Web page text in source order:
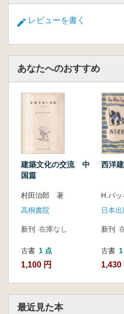
レビューを書く
あなたへのおすすめ
建築文化の交流 中
国篇
村田治郎 著
高桐書院
新刊 在庫なし
古書 1 点
1,100 円
西洋
日本
新刊
古書
1,430
最近見た本